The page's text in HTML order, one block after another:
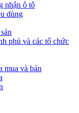
nhận ô tô
dùng
phủ và các tổ chức
mua và bán